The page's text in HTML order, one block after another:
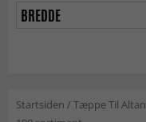
BREDDE
Startsiden /Tæppe Til Altan